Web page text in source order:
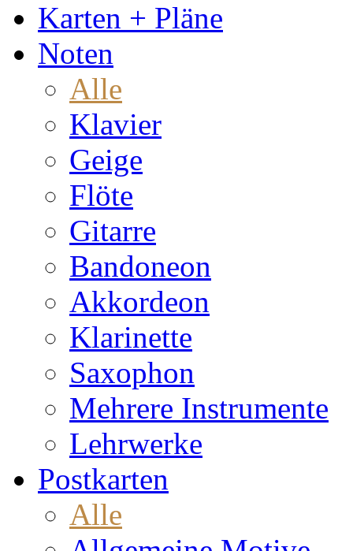
Karten + Pläne
Noten
Alle
Klavier
Geige
Flöte
Gitarre
Bandoneon
Akkordeon
Klarinette
Saxophon
Mehrere Instrumente
Lehrwerke
Postkarten
Alle